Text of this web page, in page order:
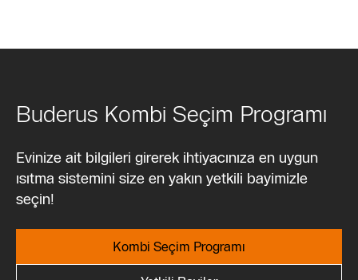
Buderus Kombi Seçim Programı
Evinize ait bilgileri girerek ihtiyacınıza en uygun
ısıtma sistemini size en yakın yetkili bayimizle
seçin!
Kombi Seçim Programı